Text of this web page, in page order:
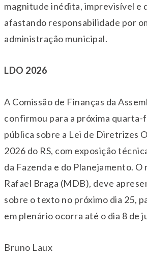
magnitude inédita, imprevisível e
afastando responsabilidade por
administração municipal.
LDO 2026
A Comissão de Finanças da
confirmou para a próxima quarta-
pública sobre a Lei de Diretrizes
2026 do RS, com exposição
da Fazenda e do Planejamento.
Rafael Braga (MDB), deve
sobre o texto no próximo dia 25,
em plenário ocorra até o dia 8 de
Bruno Laux